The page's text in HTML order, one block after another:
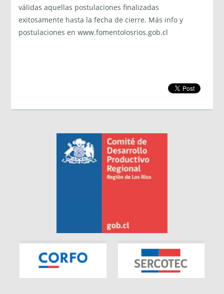
válidas aquellas postulaciones finalizadas
exitosamente hasta la fecha de cierre. Más info y
postulaciones en www.fomentolosrios.gob.cl